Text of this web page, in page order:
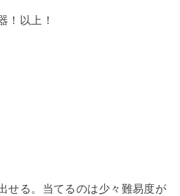
！以上！
せる。当てるのは少々難易度が